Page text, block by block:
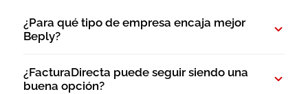
¿Para qué tipo de empresa encaja mejor
Beply?
¿FacturaDirecta puede seguir siendo una
buena opción?